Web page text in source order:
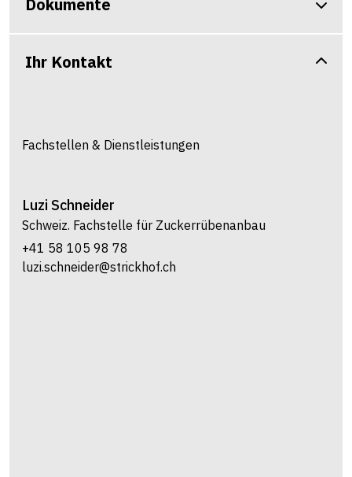
Dokumente
Ihr Kontakt
Fachstellen & Dienstleistungen
Luzi Schneider
Schweiz. Fachstelle für Zuckerrübenanbau
+41 58 105 98 78
luzi.schneider@strickhof.ch